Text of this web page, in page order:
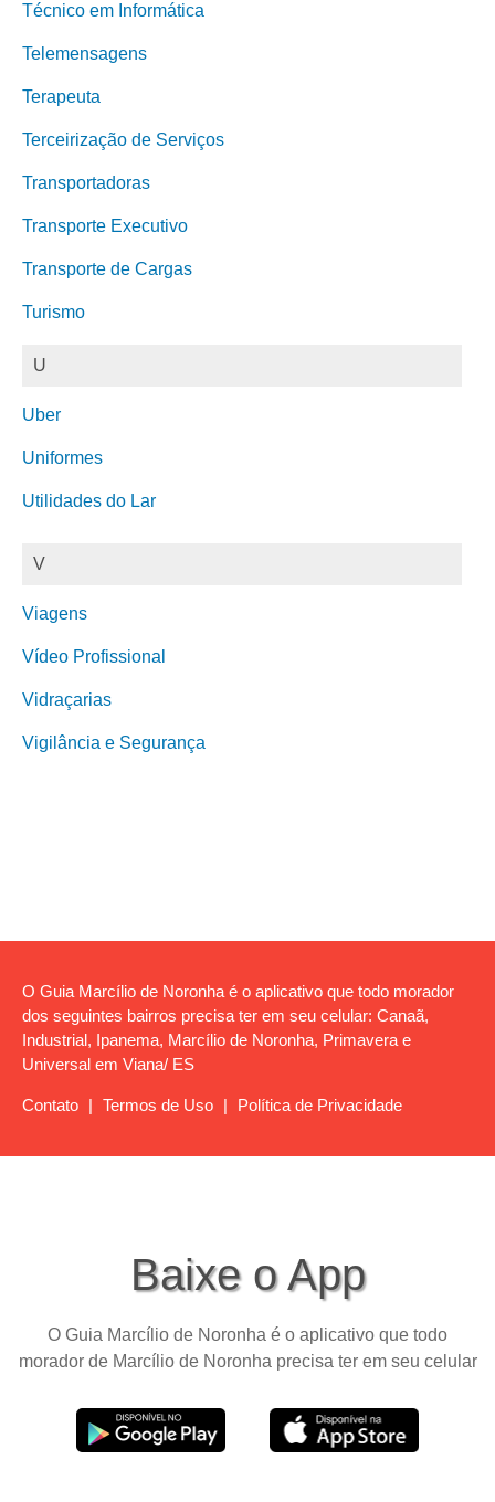
Técnico em Informática
Telemensagens
Terapeuta
Terceirização de Serviços
Transportadoras
Transporte Executivo
Transporte de Cargas
Turismo
U
Uber
Uniformes
Utilidades do Lar
V
Viagens
Vídeo Profissional
Vidraçarias
Vigilância e Segurança
O Guia Marcílio de Noronha é o aplicativo que todo morador
dos seguintes bairros precisa ter em seu celular: Canaã,
Industrial, Ipanema, Marcílio de Noronha, Primavera e
Universal em Viana/ ES
Contato | Termos de Uso | Política de Privacidade
Baixe o App
O Guia Marcílio de Noronha é o aplicativo que todo
morador de Marcílio de Noronha precisa ter em seu celular